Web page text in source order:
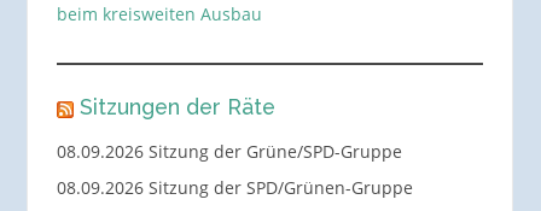
beim kreisweiten Ausbau
Sitzungen der Räte
08.09.2026 Sitzung der Grüne/SPD-Gruppe
08.09.2026 Sitzung der SPD/Grünen-Gruppe